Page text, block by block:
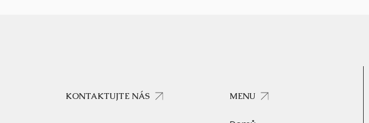
KONTAKTUJTE NÁS MENU